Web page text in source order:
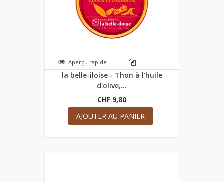
Aperçu rapide
la belle-iloise - Thon à l'huile
d'olive,...
CHF 9,80
AJOUTER AU PANIER